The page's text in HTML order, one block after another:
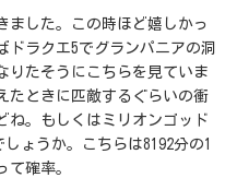
ました。この時ほど嬉しかっ
ドラクエ5でグランパニアの洞
りたそうにこちらを見ていま
たときに匹敵するぐらいの衝
ね。もしくはミリオンゴッド
ょうか。こちらは8192分の1
て確率。